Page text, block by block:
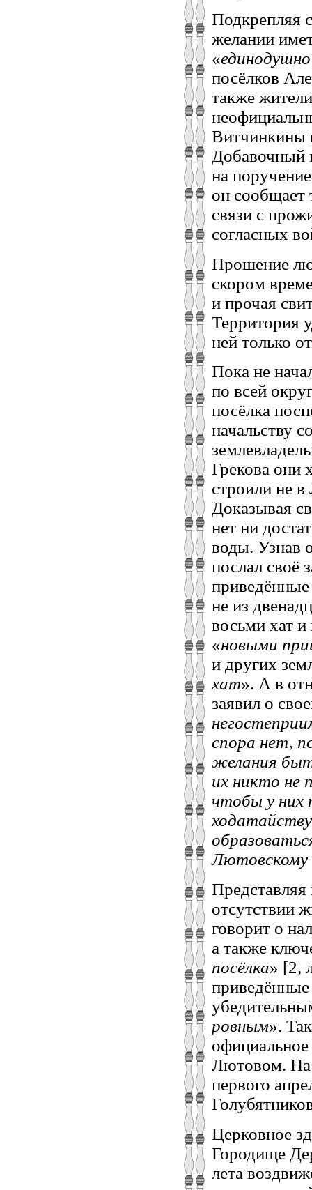
Подкрепляя
желании
«
посёлков
также
Витчинкины
Добавочный
на
он сообщает
связи с
согласных
Прошение
скором
и прочая
Территория
ней только
Пока не
по всей
посёлка
начальству
Грекова они
строили не
Доказывая
нет ни
воды. Узнав
послал своё
не из
восьми хат
«новыми
и других
хат». А в
заявил о
спора нет,
желания
их никто не
чтобы у них
Лютовскому
Представляя
отсутствии
говорит о
а также
посёлка» [2,
ровным».
Лютовом. На
первого
Церковное
Городище
лета